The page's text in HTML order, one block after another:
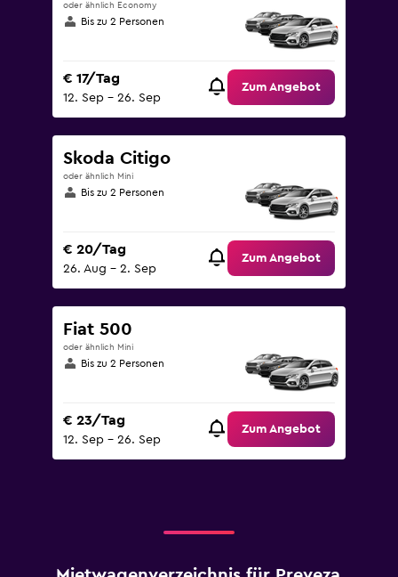
oder ähnlich Economy
Bis zu 2 Personen
€ 17/Tag
12. Sep – 26. Sep
Zum Angebot
Skoda Citigo
oder ähnlich Mini
Bis zu 2 Personen
€ 20/Tag
26. Aug – 2. Sep
Zum Angebot
Fiat 500
oder ähnlich Mini
Bis zu 2 Personen
€ 23/Tag
12. Sep – 26. Sep
Zum Angebot